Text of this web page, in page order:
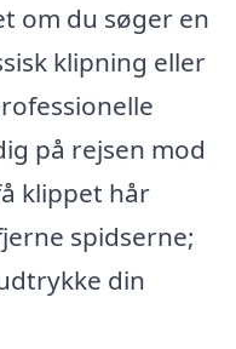
om du søger en
klipning eller
på rejsen mod
klippet hår
spidserne;
din